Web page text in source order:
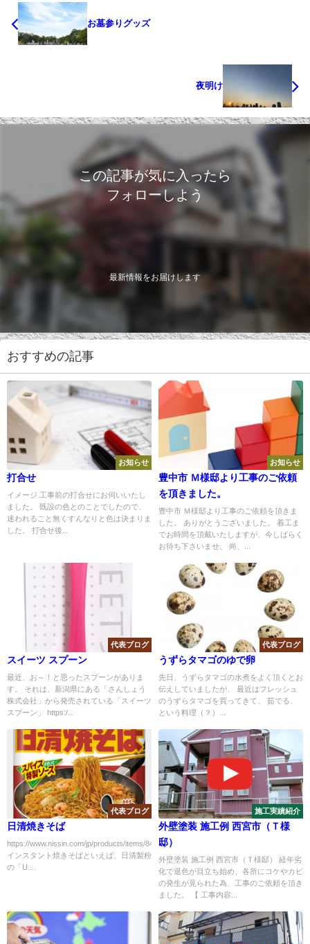
お墓参りグッズ
夜明け
この記事が気に入ったら
フォローしよう
最新情報をお届けします
おすすめの記事
お知らせ
打合せ
イメージ 工事前の打合せにお伺いいたし
ました。 既設の色とのことでしたので、
迷われること無くすんなりと色は決まりま
した。 打合せ後...
お知らせ
豊中市 Ｍ様邸より工事のご依頼
を頂きました。
豊中市 Ｍ様邸より工事のご依頼を頂きま
した。 ありがとうございました。 着工ま
でお時間を頂戴いたしますが、今しばらく
お待ち下さいませ。 尚、...
代表ブログ
スイーツ スプーン
最近、お～！と思ったスプーンがありま
す。 それは、新潟県にある「さんしょう
株式会社」から発売されている「スイーツ
スプーン」 https:/...
代表ブログ
うずらタマゴのゆで卵
先日、うずらタマゴの水煮をよく頂くとお
伝えしていましたが、 最近はフレッシュ
のうずらタマゴを買ってきて、 茹でる、
という料理（？）...
代表ブログ
日清焼きそば
https://www.nissin.com/jp/products/items/8466
インスタント焼きそばといえば、日清製粉
の「U....
施工実績紹介
外壁塗装 施工例 西宮市（Ｔ様
邸）
外壁塗装 施工例 西宮市（Ｔ様邸） 経年劣
化で退色が目立ち始め、各所にコケやカビ
の発生が見られた為、工事のご依頼を頂き
ました。 【 工事内容...